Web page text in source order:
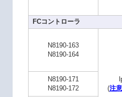
FCコントローラ
N8190-163
N8190-164
(注
N8190-171
N8190-172